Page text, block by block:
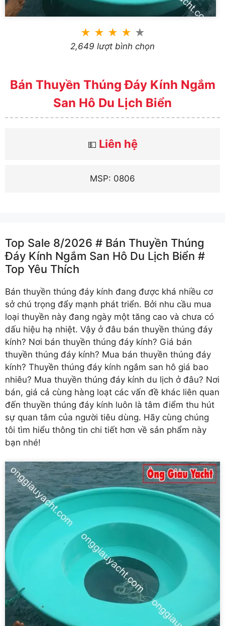
★ ★ ★ ★ ★
2,649 lượt bình chọn
Bán Thuyền Thúng Đáy Kính Ngắm
San Hô Du Lịch Biển
💵 Liên hệ
MSP: 0806
Top Sale 8/2026 # Bán Thuyền Thúng
Đáy Kính Ngắm San Hô Du Lịch Biển #
Top Yêu Thích
Bán thuyền thúng đáy kính đang được khá nhiều cơ
sở chú trọng đẩy mạnh phát triển. Bởi nhu cầu mua
loại thuyền này đang ngày một tăng cao và chưa có
dấu hiệu hạ nhiệt. Vậy ở đâu bán thuyền thúng đáy
kính? Nơi bán thuyền thúng đáy kính? Giá bán
thuyền thúng đáy kính? Mua bán thuyền thúng đáy
kính? Thuyền thúng đáy kính ngắm san hô giá bao
nhiêu? Mua thuyền thúng đáy kính du lịch ở đâu? Nơi
bán, giá cả cùng hàng loạt các vấn đề khác liên quan
đến thuyền thúng đáy kính luôn là tâm điểm thu hút
sự quan tâm của người tiêu dùng. Hãy cùng chúng
tôi tìm hiểu thông tin chi tiết hơn về sản phẩm này
bạn nhé!